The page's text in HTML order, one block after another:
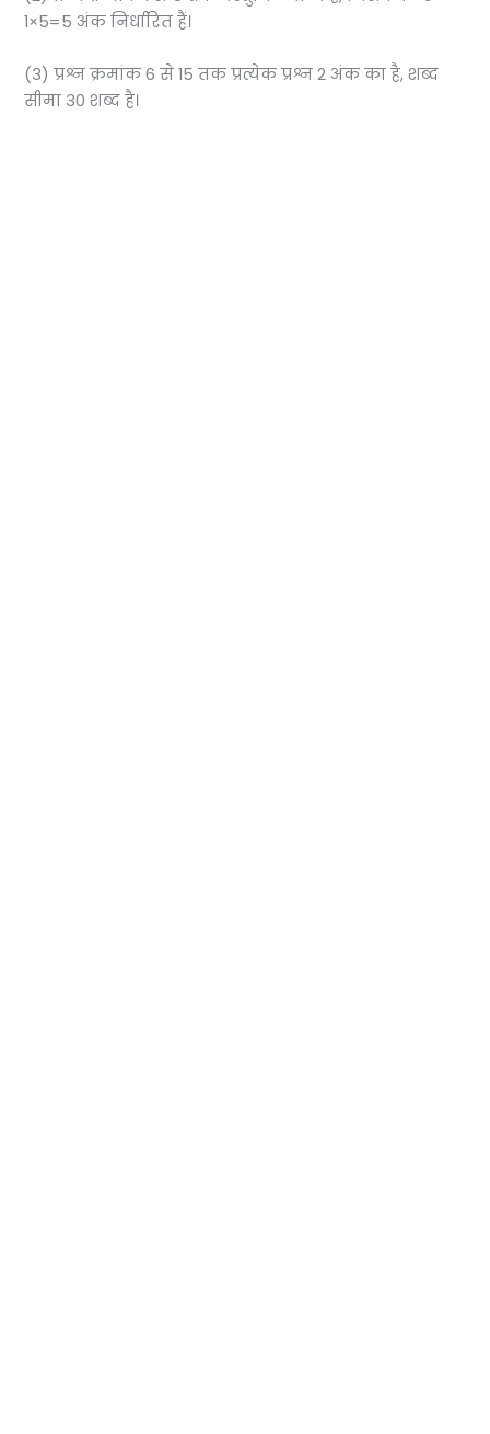
1×5=5 अंक निर्धारित हैं।
(3) प्रश्न क्रमांक 6 से 15 तक प्रत्येक प्रश्न 2 अंक का है, शब्द
सीमा 30 शब्द है।